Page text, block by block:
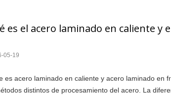
es el acero laminado en caliente y
05-19
es acero laminado en caliente y acero laminado en
distintos de procesamiento del acero. La